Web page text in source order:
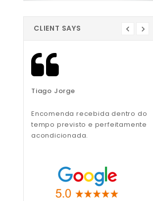
CLIENT SAYS
Tiago Jorge
Encomenda recebida dentro do
tempo previsto e perfeitamente
acondicionada.